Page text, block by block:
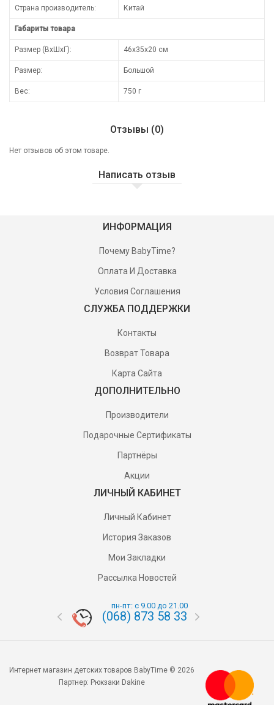
Страна производитель: Китай
Габариты товара
Размер (ВхШхГ): 46х35х20 см
Размер: Большой
Вес: 750 г
Отзывы (0)
Нет отзывов об этом товаре.
Написать отзыв
ИНФОРМАЦИЯ
Почему BabyTime?
Оплата И Доставка
Условия Соглашения
СЛУЖБА ПОДДЕРЖКИ
Контакты
Возврат Товара
Карта Сайта
ДОПОЛНИТЕЛЬНО
Производители
Подарочные Сертификаты
Партнёры
Акции
ЛИЧНЫЙ КАБИНЕТ
Личный Кабинет
История Заказов
Мои Закладки
Рассылка Новостей
пн-пт: с 9.00 до 21.00
(068) 873 58 33
Интернет магазин детских товаров BabyTime © 2026
Партнер: Рюкзаки Dakine